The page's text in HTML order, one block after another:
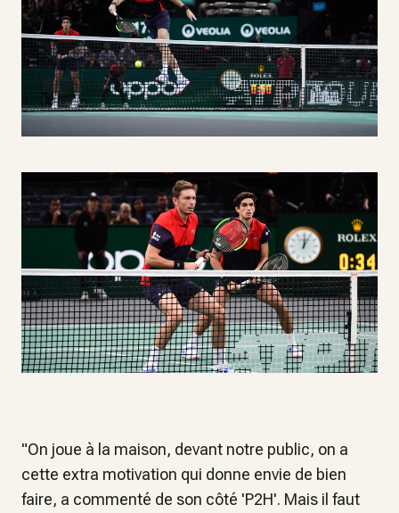
"On joue à la maison, devant notre public, on a
cette extra motivation qui donne envie de bien
faire, a commenté de son côté 'P2H'. Mais il faut